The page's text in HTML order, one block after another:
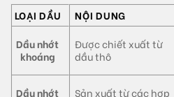
LOẠI DẦU NỘI DUNG
Dầu nhớt
khoáng
Được chiết xuất từ
dầu thô
Dầu nhớt Sản xuất từ các hợp